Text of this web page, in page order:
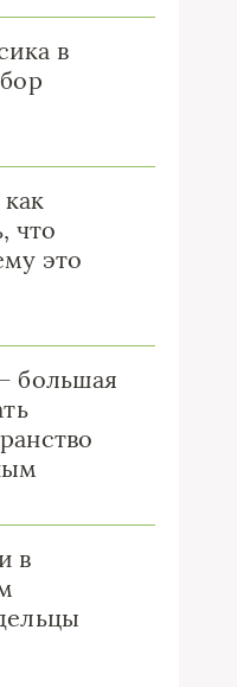
в
что
это
большая
в